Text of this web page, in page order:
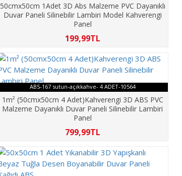
50cmx50cm 1Adet 3D Abs Malzeme PVC Dayanıklı
Duvar Paneli Silinebilir Lambiri Model Kahverengi
Panel
199,99TL
ABS-167 sutun-açıkkahve- 4 ADET-10564
1m² (50cmx50cm 4 Adet)Kahverengi 3D ABS PVC
Malzeme Dayanıklı Duvar Paneli Silinebilir Lambiri
Panel
799,99TL